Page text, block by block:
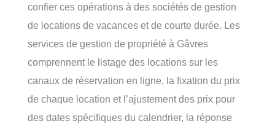
confier ces opérations à des sociétés de gestion
de locations de vacances et de courte durée. Les
services de gestion de propriété à Gâvres
comprennent le listage des locations sur les
canaux de réservation en ligne, la fixation du prix
de chaque location et l’ajustement des prix pour
des dates spécifiques du calendrier, la réponse